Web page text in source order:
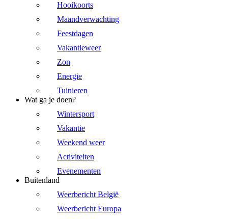
Hooikoorts
Maandverwachting
Feestdagen
Vakantieweer
Zon
Energie
Tuinieren
Wat ga je doen?
Wintersport
Vakantie
Weekend weer
Activiteiten
Evenementen
Buitenland
Weerbericht België
Weerbericht Europa